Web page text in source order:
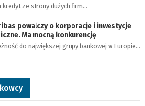
kredyt ze strony dużych firm…
powalczy o korporacje i inwestycje
Ma mocną konkurencję
do największej grupy bankowej w Europie…